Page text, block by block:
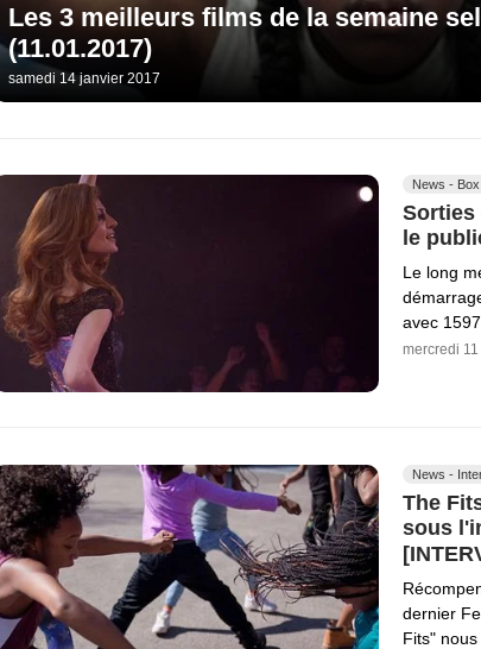
Les 3 meilleurs films de la semaine
(11.01.2017)
samedi 14 janvier 2017
News -
Sorties
le
Le long
avec
mercredi
News -
The
sous
dernier
Fits"